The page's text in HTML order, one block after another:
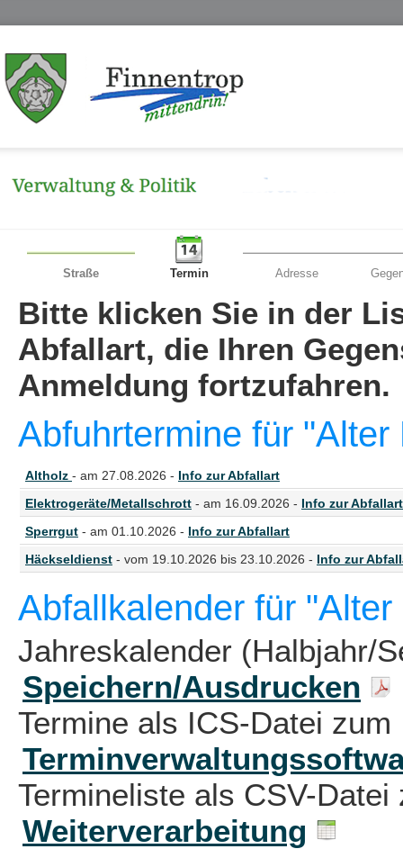
Straße Termin Adresse
Bitte klicken Sie in der
Abfallart, die Ihren
Anmeldung fortzufahren.
Abfuhrtermine für
Altholz - am 27.08.2026 - Info zur Abfallart
Elektrogeräte/Metallschrott - am 16.09.2026 - Info zur Abfallart
Sperrgut - am 01.10.2026 - Info zur Abfallart
Häckseldienst - vom 19.10.2026 bis 23.10.2026 - Info zur
Abfallkalender für
Jahreskalender (Halbjahr/
Speichern/Ausdrucken
Termine als ICS-Datei zum
Termineliste als CSV-
Weiterverarbeitung